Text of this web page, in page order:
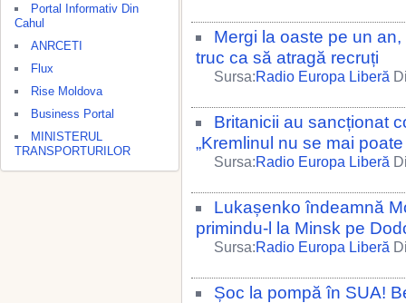
Portal Informativ Din
Cahul
ANRCETI
Flux
Rise Moldova
Business Portal
MINISTERUL
TRANSPORTURILOR
Mergi la oaste pe un
truc ca să atragă recruți
Sursa:Radio Europa Liberă
Britanicii au sancționat
„Kremlinul nu se mai
Sursa:Radio Europa Liberă
Lukașenko îndeamnă
primindu-l la Minsk pe
Sursa:Radio Europa Liberă
Șoc la pompă în SUA!